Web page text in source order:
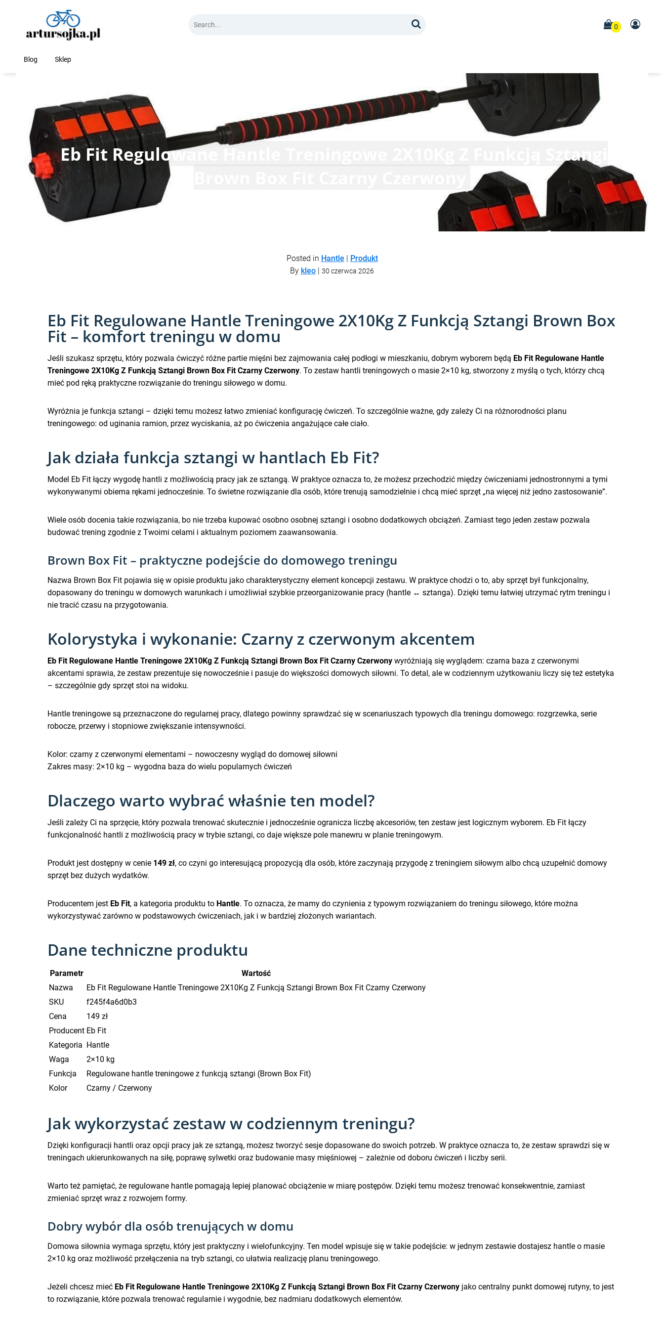
0
Blog Sklep
Eb Fit Regulowane Hantle Treningowe 2X10Kg Z Funkcją Sztangi
Posted in Hantle | Produkt
By kleo | 30 czerwca 2026
Eb Fit Regulowane Hantle Treningowe 2X10Kg Z Funkcją Sztangi Brown Box
Fit – komfort treningu w domu
Jeśli szukasz sprzętu, który pozwala ćwiczyć różne partie mięśni bez zajmowania całej podłogi w mieszkaniu, dobrym wyborem będą Eb Fit Regulowane Hantle
Treningowe 2X10Kg Z Funkcją Sztangi Brown Box Fit Czarny Czerwony. To zestaw hantli treningowych o masie 2×10 kg, stworzony z myślą o tych, którzy chcą
mieć pod ręką praktyczne rozwiązanie do treningu siłowego w domu.
Wyróżnia je funkcja sztangi – dzięki temu możesz łatwo zmieniać konfigurację ćwiczeń. To szczególnie ważne, gdy zależy Ci na różnorodności planu
treningowego: od uginania ramion, przez wyciskania, aż po ćwiczenia angażujące całe ciało.
Jak działa funkcja sztangi w hantlach Eb Fit?
Model Eb Fit łączy wygodę hantli z możliwością pracy jak ze sztangą. W praktyce oznacza to, że możesz przechodzić między ćwiczeniami jednostronnymi a tymi
wykonywanymi obiema rękami jednocześnie. To świetne rozwiązanie dla osób, które trenują samodzielnie i chcą mieć sprzęt „na więcej niż jedno zastosowanie”.
Wiele osób docenia takie rozwiązania, bo nie trzeba kupować osobno osobnej sztangi i osobno dodatkowych obciążeń. Zamiast tego jeden zestaw pozwala
budować trening zgodnie z Twoimi celami i aktualnym poziomem zaawansowania.
Brown Box Fit – praktyczne podejście do domowego treningu
Nazwa Brown Box Fit pojawia się w opisie produktu jako charakterystyczny element koncepcji zestawu. W praktyce chodzi o to, aby sprzęt był funkcjonalny,
dopasowany do treningu w domowych warunkach i umożliwiał szybkie przeorganizowanie pracy (hantle ↔ sztanga). Dzięki temu łatwiej utrzymać rytm treningu i
nie tracić czasu na przygotowania.
Kolorystyka i wykonanie: Czarny z czerwonym akcentem
Eb Fit Regulowane Hantle Treningowe 2X10Kg Z Funkcją Sztangi Brown Box Fit Czarny Czerwony wyróżniają się wyglądem: czarna baza z czerwonymi
akcentami sprawia, że zestaw prezentuje się nowocześnie i pasuje do większości domowych siłowni. To detal, ale w codziennym użytkowaniu liczy się też estetyka
– szczególnie gdy sprzęt stoi na widoku.
Hantle treningowe są przeznaczone do regularnej pracy, dlatego powinny sprawdzać się w scenariuszach typowych dla treningu domowego: rozgrzewka, serie
robocze, przerwy i stopniowe zwiększanie intensywności.
Kolor: czarny z czerwonymi elementami – nowoczesny wygląd do domowej siłowni
Zakres masy: 2×10 kg – wygodna baza do wielu popularnych ćwiczeń
Dlaczego warto wybrać właśnie ten model?
Jeśli zależy Ci na sprzęcie, który pozwala trenować skutecznie i jednocześnie ogranicza liczbę akcesoriów, ten zestaw jest logicznym wyborem. Eb Fit łączy
funkcjonalność hantli z możliwością pracy w trybie sztangi, co daje większe pole manewru w planie treningowym.
Produkt jest dostępny w cenie 149 zł, co czyni go interesującą propozycją dla osób, które zaczynają przygodę z treningiem siłowym albo chcą uzupełnić domowy
sprzęt bez dużych wydatków.
Producentem jest Eb Fit, a kategoria produktu to Hantle. To oznacza, że mamy do czynienia z typowym rozwiązaniem do treningu siłowego, które można
wykorzystywać zarówno w podstawowych ćwiczeniach, jak i w bardziej złożonych wariantach.
Dane techniczne produktu
Parametr
Wartość
Nazwa
Eb Fit Regulowane Hantle Treningowe 2X10Kg Z Funkcją Sztangi Brown Box Fit Czarny Czerwony
SKU
f245f4a6d0b3
Cena
149 zł
Producent Eb Fit
Kategoria Hantle
Waga
2×10 kg
Funkcja
Regulowane hantle treningowe z funkcją sztangi (Brown Box Fit)
Kolor
Czarny / Czerwony
Jak wykorzystać zestaw w codziennym treningu?
Dzięki konfiguracji hantli oraz opcji pracy jak ze sztangą, możesz tworzyć sesje dopasowane do swoich potrzeb. W praktyce oznacza to, że zestaw sprawdzi się w
treningach ukierunkowanych na siłę, poprawę sylwetki oraz budowanie masy mięśniowej – zależnie od doboru ćwiczeń i liczby serii.
Warto też pamiętać, że regulowane hantle pomagają lepiej planować obciążenie w miarę postępów. Dzięki temu możesz trenować konsekwentnie, zamiast
zmieniać sprzęt wraz z rozwojem formy.
Dobry wybór dla osób trenujących w domu
Domowa siłownia wymaga sprzętu, który jest praktyczny i wielofunkcyjny. Ten model wpisuje się w takie podejście: w jednym zestawie dostajesz hantle o masie
2×10 kg oraz możliwość przełączenia na tryb sztangi, co ułatwia realizację planu treningowego.
Jeżeli chcesz mieć Eb Fit Regulowane Hantle Treningowe 2X10Kg Z Funkcją Sztangi Brown Box Fit Czarny Czerwony jako centralny punkt domowej rutyny, to jest
to rozwiązanie, które pozwala trenować regularnie i wygodnie, bez nadmiaru dodatkowych elementów.